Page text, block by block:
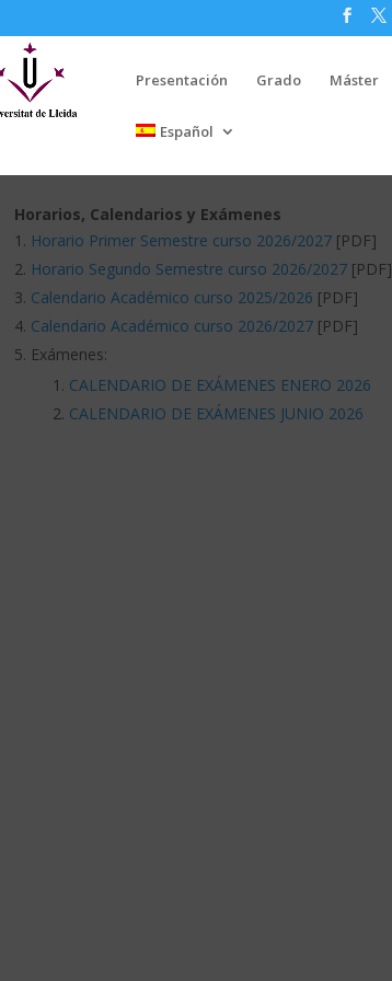
Presentación Grado Máster
Español
Horarios, Calendarios y Exámenes
Horario Primer Semestre curso 2026/2027 [PDF]
Horario Segundo Semestre curso 2026/2027[PDF]
Calendario Académico curso 2025/2026 [PDF]
Calendario Académico curso 2026/2027[PDF]
Exámenes:
CALENDARIO DE EXÁMENES ENERO 2026
CALENDARIO DE EXÁMENES JUNIO 2026